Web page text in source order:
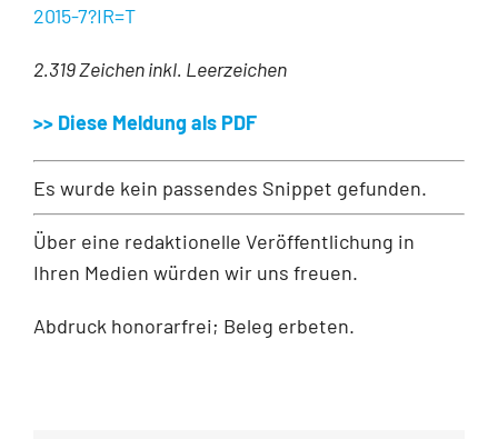
2015-7?IR=T
2.319 Zeichen inkl. Leerzeichen
>> Diese Meldung als PDF
Es wurde kein passendes Snippet gefunden.
Über eine redaktionelle Veröffentlichung in
Ihren Medien würden wir uns freuen.
Abdruck honorarfrei; Beleg erbeten.